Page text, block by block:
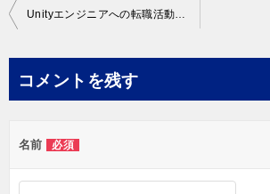
投
ビ
ー
シ
Unityエンジニアへの転職活動｜レバテックキャリアで求人検索してみた！
コメントを残す
名前 必須